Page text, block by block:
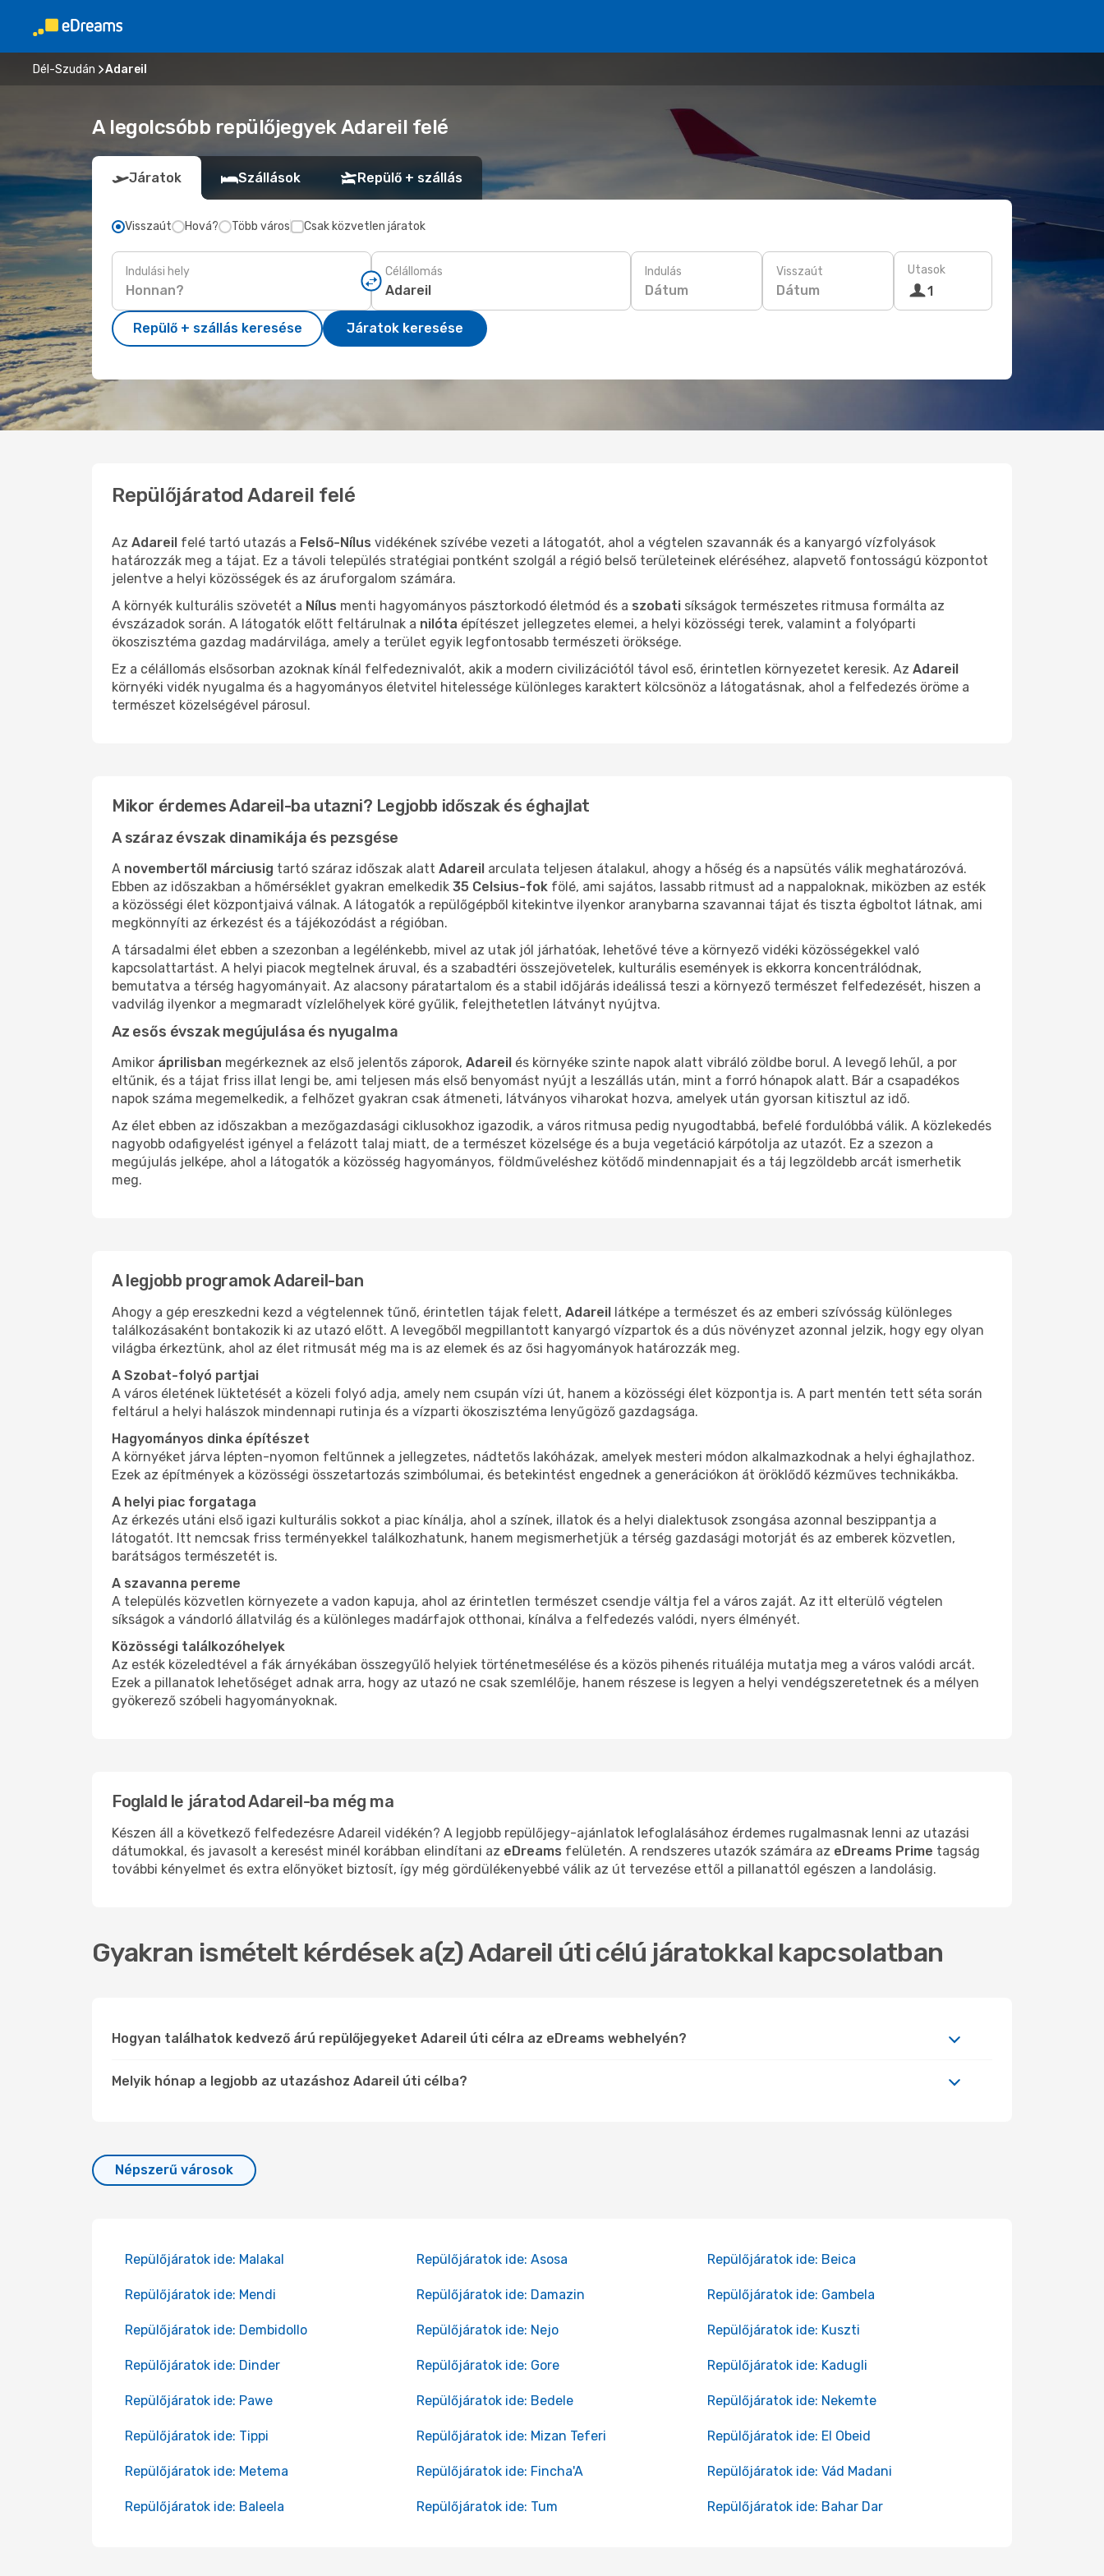
Dél-Szudán Adareil
A legolcsóbb repülőjegyek Adareil felé
Járatok Szállások Repülő + szállás
Visszaút Hová? Több város Csak közvetlen járatok
Indulási hely Célállomás Indulás
Dátum
Visszaút
Dátum
Utasok
1
Repülő + szállás keresése Járatok keresése
Repülőjáratod Adareil felé
Az Adareil felé tartó utazás a Felső-Nílus vidékének szívébe vezeti a látogatót, ahol a végtelen szavannák és a kanyargó vízfolyások
határozzák meg a tájat. Ez a távoli település stratégiai pontként szolgál a régió belső területeinek eléréséhez, alapvető fontosságú központot
jelentve a helyi közösségek és az áruforgalom számára.
A környék kulturális szövetét a Nílus menti hagyományos pásztorkodó életmód és a szobati síkságok természetes ritmusa formálta az
évszázadok során. A látogatók előtt feltárulnak a nilóta építészet jellegzetes elemei, a helyi közösségi terek, valamint a folyóparti
ökoszisztéma gazdag madárvilága, amely a terület egyik legfontosabb természeti öröksége.
Ez a célállomás elsősorban azoknak kínál felfedeznivalót, akik a modern civilizációtól távol eső, érintetlen környezetet keresik. Az Adareil
környéki vidék nyugalma és a hagyományos életvitel hitelessége különleges karaktert kölcsönöz a látogatásnak, ahol a felfedezés öröme a
természet közelségével párosul.
Mikor érdemes Adareil-ba utazni? Legjobb időszak és éghajlat
A száraz évszak dinamikája és pezsgése
A novembertől márciusig tartó száraz időszak alatt Adareil arculata teljesen átalakul, ahogy a hőség és a napsütés válik meghatározóvá.
Ebben az időszakban a hőmérséklet gyakran emelkedik 35 Celsius-fok fölé, ami sajátos, lassabb ritmust ad a nappaloknak, miközben az esték
a közösségi élet központjaivá válnak. A látogatók a repülőgépből kitekintve ilyenkor aranybarna szavannai tájat és tiszta égboltot látnak, ami
megkönnyíti az érkezést és a tájékozódást a régióban.
A társadalmi élet ebben a szezonban a legélénkebb, mivel az utak jól járhatóak, lehetővé téve a környező vidéki közösségekkel való
kapcsolattartást. A helyi piacok megtelnek áruval, és a szabadtéri összejövetelek, kulturális események is ekkorra koncentrálódnak,
bemutatva a térség hagyományait. Az alacsony páratartalom és a stabil időjárás ideálissá teszi a környező természet felfedezését, hiszen a
vadvilág ilyenkor a megmaradt vízlelőhelyek köré gyűlik, felejthetetlen látványt nyújtva.
Az esős évszak megújulása és nyugalma
Amikor áprilisban megérkeznek az első jelentős záporok, Adareil és környéke szinte napok alatt vibráló zöldbe borul. A levegő lehűl, a por
eltűnik, és a tájat friss illat lengi be, ami teljesen más első benyomást nyújt a leszállás után, mint a forró hónapok alatt. Bár a csapadékos
napok száma megemelkedik, a felhőzet gyakran csak átmeneti, látványos viharokat hozva, amelyek után gyorsan kitisztul az idő.
Az élet ebben az időszakban a mezőgazdasági ciklusokhoz igazodik, a város ritmusa pedig nyugodtabbá, befelé fordulóbbá válik. A közlekedés
nagyobb odafigyelést igényel a felázott talaj miatt, de a természet közelsége és a buja vegetáció kárpótolja az utazót. Ez a szezon a
megújulás jelképe, ahol a látogatók a közösség hagyományos, földműveléshez kötődő mindennapjait és a táj legzöldebb arcát ismerhetik
meg.
A legjobb programok Adareil-ban
Ahogy a gép ereszkedni kezd a végtelennek tűnő, érintetlen tájak felett, Adareil látképe a természet és az emberi szívósság különleges
találkozásaként bontakozik ki az utazó előtt. A levegőből megpillantott kanyargó vízpartok és a dús növényzet azonnal jelzik, hogy egy olyan
világba érkeztünk, ahol az élet ritmusát még ma is az elemek és az ősi hagyományok határozzák meg.
A Szobat-folyó partjai
A város életének lüktetését a közeli folyó adja, amely nem csupán vízi út, hanem a közösségi élet központja is. A part mentén tett séta során
feltárul a helyi halászok mindennapi rutinja és a vízparti ökoszisztéma lenyűgöző gazdagsága.
Hagyományos dinka építészet
A környéket járva lépten-nyomon feltűnnek a jellegzetes, nádtetős lakóházak, amelyek mesteri módon alkalmazkodnak a helyi éghajlathoz.
Ezek az építmények a közösségi összetartozás szimbólumai, és betekintést engednek a generációkon át öröklődő kézműves technikákba.
A helyi piac forgataga
Az érkezés utáni első igazi kulturális sokkot a piac kínálja, ahol a színek, illatok és a helyi dialektusok zsongása azonnal beszippantja a
látogatót. Itt nemcsak friss terményekkel találkozhatunk, hanem megismerhetjük a térség gazdasági motorját és az emberek közvetlen,
barátságos természetét is.
A szavanna pereme
A település közvetlen környezete a vadon kapuja, ahol az érintetlen természet csendje váltja fel a város zaját. Az itt elterülő végtelen
síkságok a vándorló állatvilág és a különleges madárfajok otthonai, kínálva a felfedezés valódi, nyers élményét.
Közösségi találkozóhelyek
Az esték közeledtével a fák árnyékában összegyűlő helyiek történetmesélése és a közös pihenés rituáléja mutatja meg a város valódi arcát.
Ezek a pillanatok lehetőséget adnak arra, hogy az utazó ne csak szemlélője, hanem részese is legyen a helyi vendégszeretetnek és a mélyen
gyökerező szóbeli hagyományoknak.
Foglald le járatod Adareil-ba még ma
Készen áll a következő felfedezésre Adareil vidékén? A legjobb repülőjegy-ajánlatok lefoglalásához érdemes rugalmasnak lenni az utazási
dátumokkal, és javasolt a keresést minél korábban elindítani az eDreams felületén. A rendszeres utazók számára az eDreams Prime tagság
további kényelmet és extra előnyöket biztosít, így még gördülékenyebbé válik az út tervezése ettől a pillanattól egészen a landolásig.
Gyakran ismételt kérdések a(z) Adareil úti célú járatokkal kapcsolatban
Hogyan találhatok kedvező árú repülőjegyeket Adareil úti célra az eDreams webhelyén?
Melyik hónap a legjobb az utazáshoz Adareil úti célba?
Népszerű városok
Repülőjáratok ide: Malakal Repülőjáratok ide: Asosa Repülőjáratok ide: Beica
Repülőjáratok ide: Mendi Repülőjáratok ide: Damazin Repülőjáratok ide: Gambela
Repülőjáratok ide: Dembidollo Repülőjáratok ide: Nejo Repülőjáratok ide: Kuszti
Repülőjáratok ide: Dinder Repülőjáratok ide: Gore Repülőjáratok ide: Kadugli
Repülőjáratok ide: Pawe Repülőjáratok ide: Bedele Repülőjáratok ide: Nekemte
Repülőjáratok ide: Tippi Repülőjáratok ide: Mizan Teferi Repülőjáratok ide: El Obeid
Repülőjáratok ide: Metema Repülőjáratok ide: Fincha'A Repülőjáratok ide: Vád Madani
Repülőjáratok ide: Baleela Repülőjáratok ide: Tum Repülőjáratok ide: Bahar Dar